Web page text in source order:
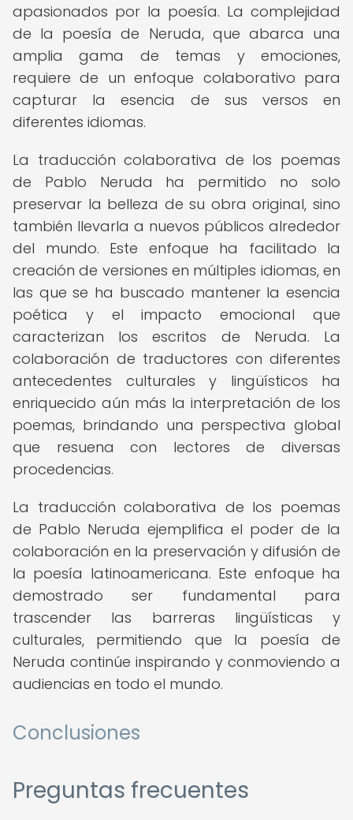
apasionados por la poesía. La complejidad
de la poesía de Neruda, que abarca una
amplia gama de temas y emociones,
requiere de un enfoque colaborativo para
capturar la esencia de sus versos en
diferentes idiomas.
La traducción colaborativa de los poemas
de Pablo Neruda ha permitido no solo
preservar la belleza de su obra original, sino
también llevarla a nuevos públicos alrededor
del mundo. Este enfoque ha facilitado la
creación de versiones en múltiples idiomas, en
las que se ha buscado mantener la esencia
poética y el impacto emocional que
caracterizan los escritos de Neruda. La
colaboración de traductores con diferentes
antecedentes culturales y lingüísticos ha
enriquecido aún más la interpretación de los
poemas, brindando una perspectiva global
que resuena con lectores de diversas
procedencias.
La traducción colaborativa de los poemas
de Pablo Neruda ejemplifica el poder de la
colaboración en la preservación y difusión de
la poesía latinoamericana. Este enfoque ha
demostrado ser fundamental para
trascender las barreras lingüísticas y
culturales, permitiendo que la poesía de
Neruda continúe inspirando y conmoviendo a
audiencias en todo el mundo.
Conclusiones
Preguntas frecuentes